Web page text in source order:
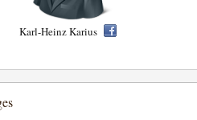
Karl-Heinz Karius